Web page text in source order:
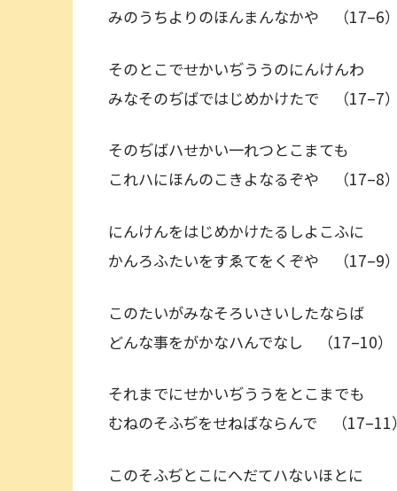
みのうちよりのほんまんなかや （17–6
そのとこでせかいぢううのにんけんわ
みなそのぢばではじめかけたで （17–7
そのぢばハせかい一れつとこまても
これハにほんのこきよなるぞや （17–8
にんけんをはじめかけたるしよこふに
かんろふたいをすゑてをくぞや （17–9
このたいがみなそろいさいしたならば
どんな事をがかなハんでなし （17–10）
それまでにせかいぢううをとこまでも
むねのそふぢをせねばならんで （17–11
このそふぢとこにへだてハないほとに